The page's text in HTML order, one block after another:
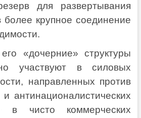
для развертывания
более крупное соединение
«дочерние» структуры
участвуют в силовых
направленных против
антинационалистических
чисто коммерческих